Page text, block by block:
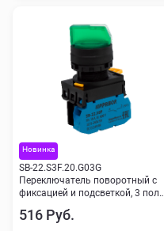
Новинка
SB-22.S3F.20.G03G
Переключатель поворотный с
фиксацией и подсветкой, 3 пол.,
516 Руб.